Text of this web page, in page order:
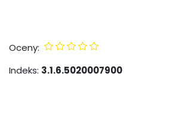
Oceny:
Indeks: 3.1.6.5020007900